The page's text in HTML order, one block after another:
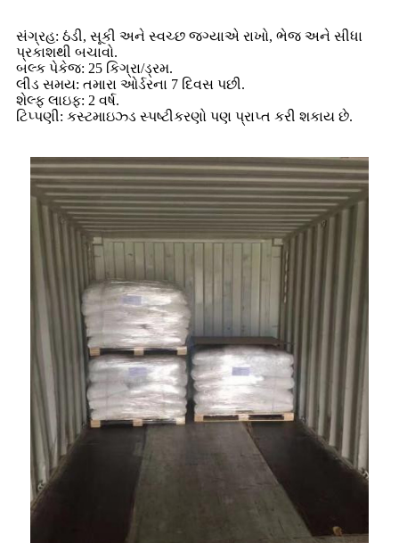
સંગ્રહ: ઠંડી, સૂકી અને સ્વચ્છ જગ્યાએ રાખો, ભેજ અને સીધા
પ્રકાશથી બચાવો.
બલ્ક પેકેજ: 25 કિગ્રા/ડ્રમ.
લીડ સમય: તમારા ઓર્ડરના 7 દિવસ પછી.
શેલ્ફ લાઇફ: 2 વર્ષ.
ટિપ્પણી: કસ્ટમાઇઝ્ડ સ્પષ્ટીકરણો પણ પ્રાપ્ત કરી શકાય છે.